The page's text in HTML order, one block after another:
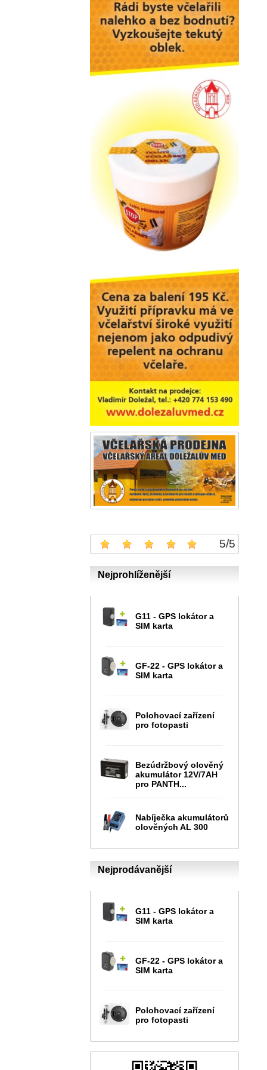
5/5
Nejprohlíženější
G11 - GPS lokátor a
SIM karta
GF-22 - GPS lokátor a
SIM karta
Polohovací zařízení
pro fotopasti
Bezúdržbový olověný
akumulátor 12V/7AH
pro PANTH...
Nabíječka akumulátorů
olověných AL 300
Nejprodávanější
G11 - GPS lokátor a
SIM karta
GF-22 - GPS lokátor a
SIM karta
Polohovací zařízení
pro fotopasti